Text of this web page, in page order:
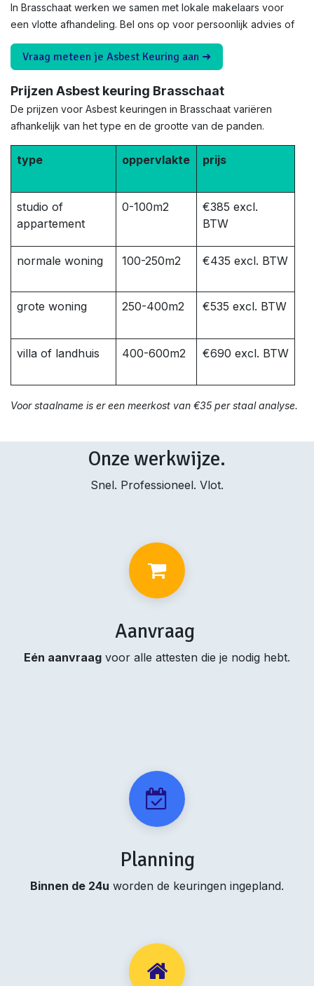
In Brasschaat werken we samen met lokale makelaars voor
een vlotte afhandeling. Bel ons op voor persoonlijk advies of
Vraag meteen je Asbest Keuring aan ➜
Prijzen Asbest keuring Brasschaat
De prijzen voor Asbest keuringen in Brasschaat variëren
afhankelijk van het type en de grootte van de panden.
type oppervlakte prijs
studio of
appartement
0-100m2
€385 excl.
BTW
normale woning 100-250m2 €435 excl. BTW
grote woning 250-400m2 €535 excl. BTW
villa of landhuis 400-600m2 €690 excl. BTW
Voor staalname is er een meerkost van €35 per staal analyse.
Onze werkwijze.
Snel. Professioneel. Vlot.
Aanvraag
Eén aanvraag voor alle attesten die je nodig hebt.
Planning
Binnen de 24u worden de keuringen ingepland.